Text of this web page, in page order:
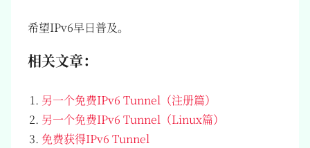
希望IPv6早日普及。
相关文章：
另一个免费IPv6 Tunnel（注册篇）
另一个免费IPv6 Tunnel（Linux篇）
免费获得IPv6 Tunnel